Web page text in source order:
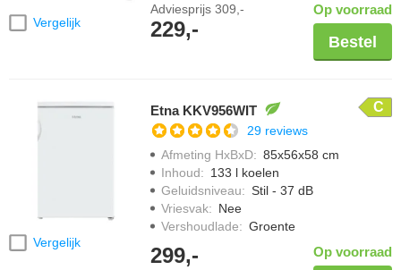
Vergelijk
Adviesprijs 309,-
229,-
Op voorraad
Bestel
Vergelijk
Etna KKV956WIT C
29 reviews
Afmeting HxBxD: 85x56x58 cm
Inhoud: 133 l koelen
Geluidsniveau: Stil - 37 dB
Vriesvak: Nee
Vershoudlade: Groente
299,- Op voorraad